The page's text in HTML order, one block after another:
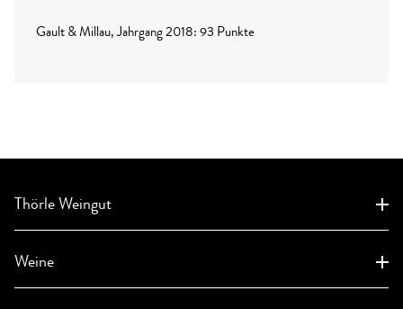
Gault & Millau, Jahrgang 2018: 93 Punkte
Thörle Weingut
Weingut
Geschichte
Weine